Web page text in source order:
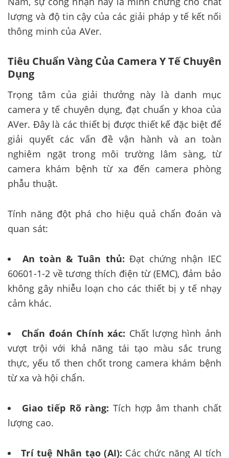
lượng và độ tin cậy của các giải pháp y tế kết nối
thông minh của AVer.
Tiêu Chuẩn Vàng Của Camera Y Tế Chuyên
Dụng
Trọng tâm của giải thưởng này là danh mục
camera y tế chuyên dụng, đạt chuẩn y khoa của
AVer. Đây là các thiết bị được thiết kế đặc biệt để
giải quyết các vấn đề vận hành và an toàn
nghiêm ngặt trong môi trường lâm sàng, từ
camera khám bệnh từ xa đến camera phòng
phẫu thuật.
Tính năng đột phá cho hiệu quả chẩn đoán và
quan sát:
An toàn & Tuân thủ: Đạt chứng nhận IEC
60601-1-2 về tương thích điện từ (EMC), đảm bảo
không gây nhiễu loạn cho các thiết bị y tế nhạy
cảm khác.
Chẩn đoán Chính xác: Chất lượng hình ảnh
vượt trội với khả năng tái tạo màu sắc trung
thực, yếu tố then chốt trong camera khám bệnh
từ xa và hội chẩn.
Giao tiếp Rõ ràng: Tích hợp âm thanh chất
lượng cao.
Trí tuệ Nhân tạo (AI): Các chức năng AI tích